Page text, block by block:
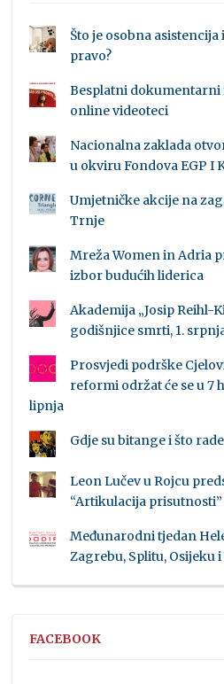
Što je osobna
pravo?
Besplatni dokumentarni
online videoteci
Nacionalna zaklada
u okviru Fondova EGP I
Umjetničke akcije na
Trnje
Mreža Women in Adria
izbor budućih liderica
Akademija „Josip Reihl-
godišnjice smrti, 1.
Prosvjedi podrške
reformi održat će se u 7
lipnja
Gdje su bitange i što
Leon Lučev u Rojcu
“Artikulacija prisutnosti”
Međunarodni tjedan
Zagrebu, Splitu, Osijeku
FACEBOOK